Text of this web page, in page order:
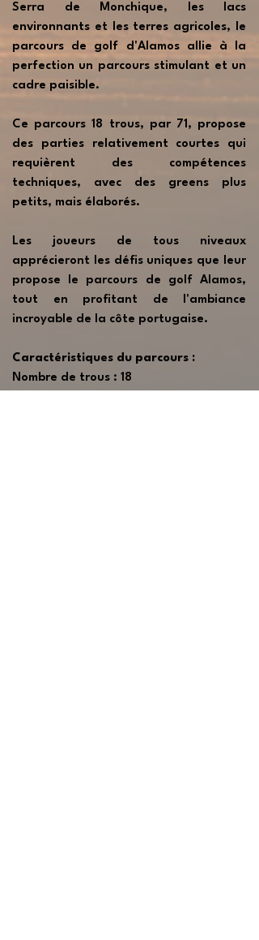
Serra de Monchique, les lacs
environnants et les terres agricoles, le
parcours de golf d'Alamos allie à la
perfection un parcours stimulant et un
cadre paisible.
Ce parcours 18 trous, par 71, propose
des parties relativement courtes qui
requièrent des compétences
techniques, avec des greens plus
petits, mais élaborés.
Les joueurs de tous niveaux
apprécieront les défis uniques que leur
propose le parcours de golf Alamos,
tout en profitant de l'ambiance
incroyable de la côte portugaise.
Caractéristiques du parcours :
Nombre de trous : 18